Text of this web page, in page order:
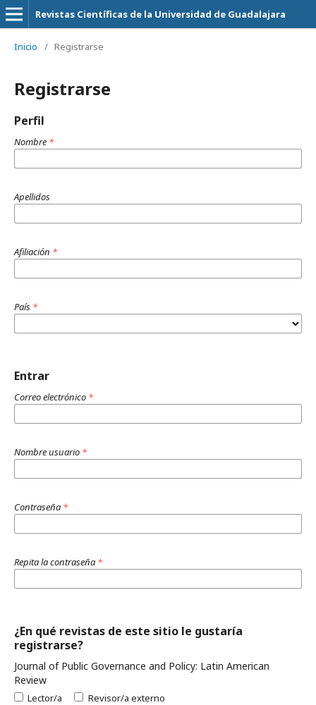
Revistas Científicas de la Universidad de Guadalajara
Inicio / Registrarse
Registrarse
Perfil
Nombre *
Apellidos
Afiliación *
País *
Entrar
Correo electrónico *
Nombre usuario *
Contraseña *
Repita la contraseña *
¿En qué revistas de este sitio le gustaría
registrarse?
Journal of Public Governance and Policy: Latin American
Review
Lector/a Revisor/a externo